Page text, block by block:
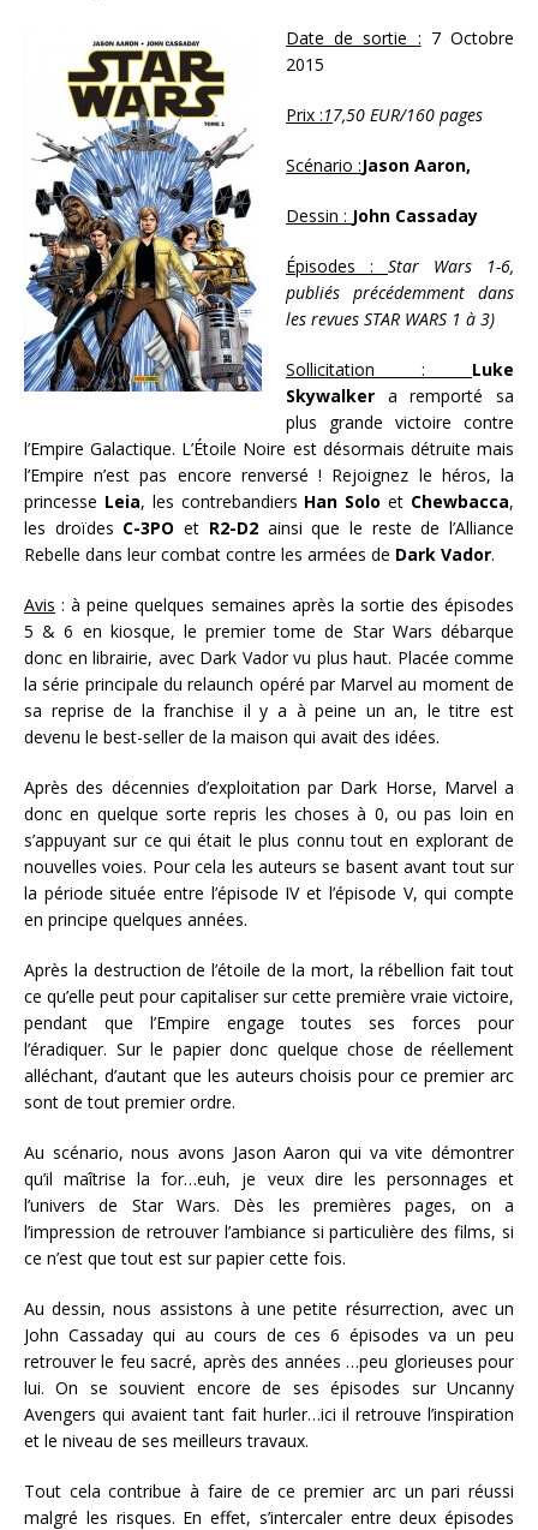
Date de sortie : 7 Octobre
2015
Prix :17,50 EUR/160 pages
Scénario :Jason Aaron,
Dessin : John Cassaday
Épisodes : Star Wars 1-6,
publiés précédemment dans
les revues STAR WARS 1 à 3)
Sollicitation : Luke
Skywalker a remporté sa
plus grande victoire contre
l’Empire Galactique. L’Étoile Noire est désormais détruite mais
l’Empire n’est pas encore renversé ! Rejoignez le héros, la
princesse Leia, les contrebandiers Han Solo et Chewbacca,
les droïdes C-3PO et R2-D2ainsi que le reste de l’Alliance
Rebelle dans leur combat contre les armées de Dark Vador.
Avis : à peine quelques semaines après la sortie des épisodes
5 & 6 en kiosque, le premier tome de Star Wars débarque
donc en librairie, avec Dark Vador vu plus haut. Placée comme
la série principale du relaunch opéré par Marvel au moment de
sa reprise de la franchise il y a à peine un an, le titre est
devenu le best-seller de la maison qui avait des idées.
Après des décennies d’exploitation par Dark Horse, Marvel a
donc en quelque sorte repris les choses à 0, ou pas loin en
s’appuyant sur ce qui était le plus connu tout en explorant de
nouvelles voies. Pour cela les auteurs se basent avant tout sur
la période située entre l’épisode IV et l’épisode V, qui compte
en principe quelques années.
Après la destruction de l’étoile de la mort, la rébellion fait tout
ce qu’elle peut pour capitaliser sur cette première vraie victoire,
pendant que l’Empire engage toutes ses forces pour
l’éradiquer. Sur le papier donc quelque chose de réellement
alléchant, d’autant que les auteurs choisis pour ce premier arc
sont de tout premier ordre.
Au scénario, nous avons Jason Aaron qui va vite démontrer
qu’il maîtrise la for…euh, je veux dire les personnages et
l’univers de Star Wars. Dès les premières pages, on a
l’impression de retrouver l’ambiance si particulière des films, si
ce n’est que tout est sur papier cette fois.
Au dessin, nous assistons à une petite résurrection, avec un
John Cassaday qui au cours de ces 6 épisodes va un peu
retrouver le feu sacré, après des années …peu glorieuses pour
lui. On se souvient encore de ses épisodes sur Uncanny
Avengers qui avaient tant fait hurler…ici il retrouve l’inspiration
et le niveau de ses meilleurs travaux.
Tout cela contribue à faire de ce premier arc un pari réussi
malgré les risques. En effet, s’intercaler entre deux épisodes